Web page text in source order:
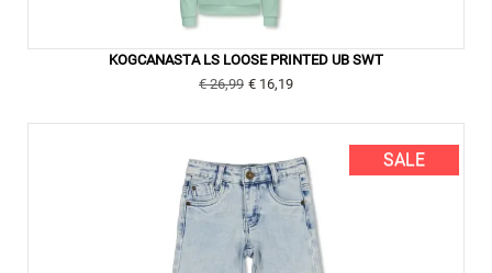
KOGCANASTA LS LOOSE PRINTED UB SWT
€ 26,99 € 16,19
SALE